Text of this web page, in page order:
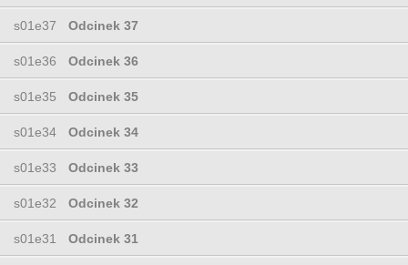
s01e37 Odcinek 37
s01e36 Odcinek 36
s01e35 Odcinek 35
s01e34 Odcinek 34
s01e33 Odcinek 33
s01e32 Odcinek 32
s01e31 Odcinek 31